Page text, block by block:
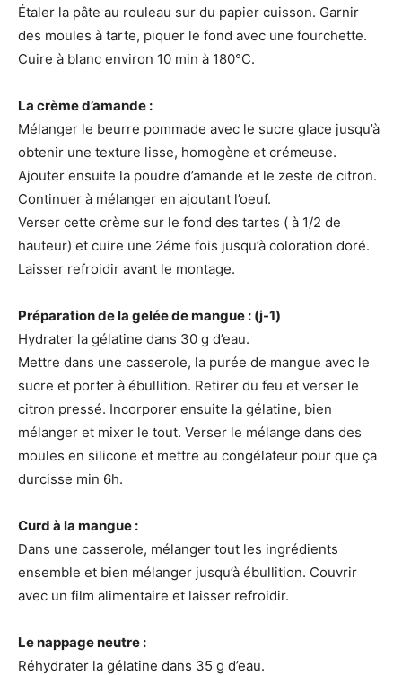
Étaler la pâte au rouleau sur du papier cuisson. Garnir
des moules à tarte, piquer le fond avec une fourchette.
Cuire à blanc environ 10 min à 180°C.
La crème d’amande :
Mélanger le beurre pommade avec le sucre glace jusqu’à
obtenir une texture lisse, homogène et crémeuse.
Ajouter ensuite la poudre d’amande et le zeste de citron.
Continuer à mélanger en ajoutant l’oeuf.
Verser cette crème sur le fond des tartes ( à 1/2 de
hauteur) et cuire une 2éme fois jusqu’à coloration doré.
Laisser refroidir avant le montage.
Préparation de la gelée de mangue : (j-1)
Hydrater la gélatine dans 30 g d’eau.
Mettre dans une casserole, la purée de mangue avec le
sucre et porter à ébullition. Retirer du feu et verser le
citron pressé. Incorporer ensuite la gélatine, bien
mélanger et mixer le tout. Verser le mélange dans des
moules en silicone et mettre au congélateur pour que ça
durcisse min 6h.
Curd à la mangue :
Dans une casserole, mélanger tout les ingrédients
ensemble et bien mélanger jusqu’à ébullition. Couvrir
avec un film alimentaire et laisser refroidir.
Le nappage neutre :
Réhydrater la gélatine dans 35 g d’eau.